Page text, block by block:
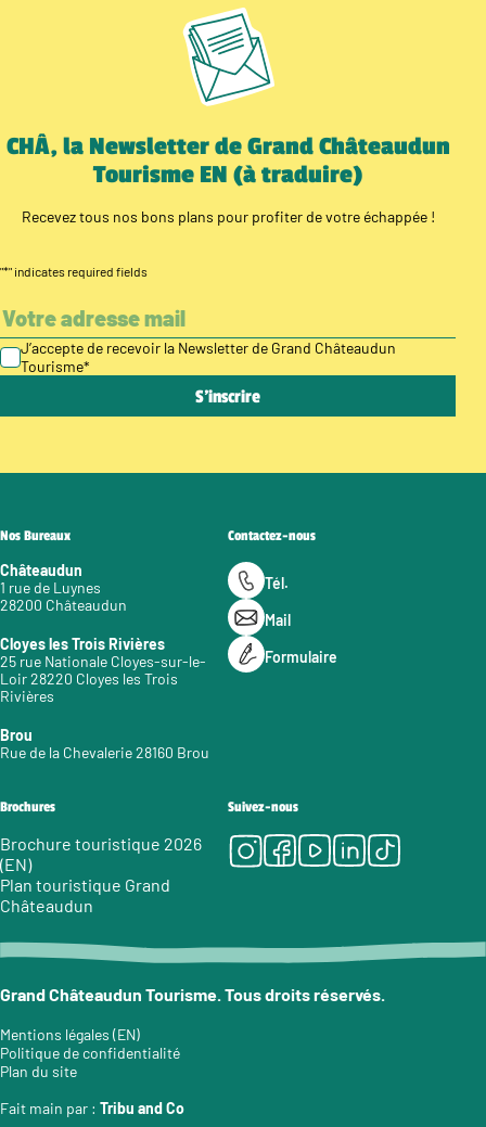
CHÂ, la Newsletter de Grand Châteaudun
Tourisme EN (à traduire)
Recevez tous nos bons plans pour profiter de votre échappée !
"*" indicates required fields
J’accepte de recevoir la Newsletter de Grand Châteaudun
Tourisme*
Nos Bureaux
Châteaudun
1 rue de Luynes
28200 Châteaudun
Cloyes les Trois Rivières
25 rue Nationale Cloyes-sur-le-
Loir 28220 Cloyes les Trois
Rivières
Brou
Rue de la Chevalerie 28160 Brou
Contactez-nous
Tél.
Mail
Formulaire
Brochures
Brochure touristique 2026
(EN)
Plan touristique Grand
Châteaudun
Suivez-nous
Instagram
Facebook
Youtube
LinkedIn
Tiktok
Grand Châteaudun Tourisme. Tous droits réservés.
Mentions légales (EN)
Politique de confidentialité
Plan du site
Fait main par : Tribu and Co